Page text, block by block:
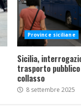
Province siciliane
Sicilia,
trasporto
collasso
8 settembre 2025